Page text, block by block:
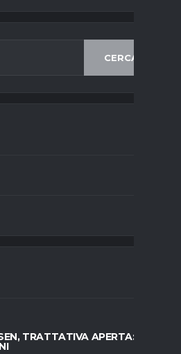
CERCA
TRATTATIVA APERTA: